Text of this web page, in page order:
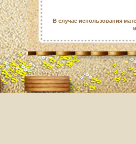
В случае использования